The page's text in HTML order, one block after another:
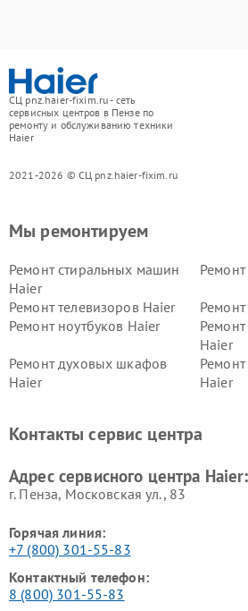
СЦ pnz.haier-fixim.ru - сеть
сервисных центров в Пензе по
ремонту и обслуживанию техники
Haier
2021-2026 © СЦ pnz.haier-fixim.ru
Мы ремонтируем
Ремонт стиральных машин
Haier
Ремонт телевизоров Haier
Ремонт ноутбуков Haier
Haier
Ремонт духовых шкафов
Haier
Haier
Ремонт роботов-пылесосов
Ремонт
Контакты сервис центра
Адрес сервисного центра Haier:
г. Пенза, Московская ул., 83
Горячая линия:
+7 (800) 301-55-83
Контактный телефон:
8 (800) 301-55-83